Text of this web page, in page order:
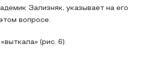
Зализняк, указывает на его
вопросе.
(рис. 6).